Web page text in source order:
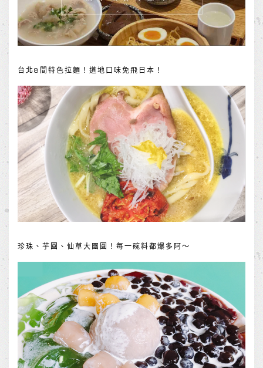
台北8間特色拉麵！道地口味免飛日本！
珍珠、芋圓、仙草大團圓！每一碗料都爆多阿～